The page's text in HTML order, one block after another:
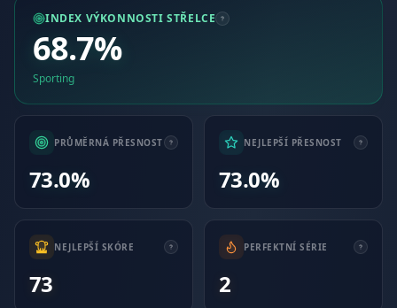
INDEX VÝKONNOSTI STŘELCE
68.7%
Sporting
PRŮMĚRNÁ PŘESNOST
73.0%
NEJLEPŠÍ PŘESNOST
73.0%
NEJLEPŠÍ SKÓRE
73
PERFEKTNÍ SÉRIE
2